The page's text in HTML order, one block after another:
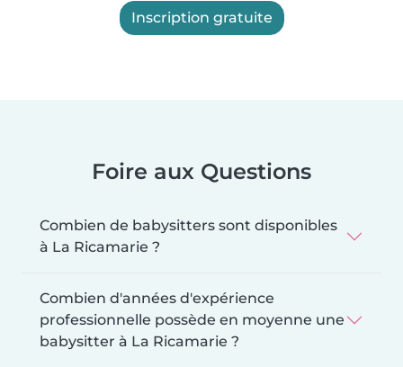
Inscription gratuite
Foire aux Questions
Combien de babysitters sont disponibles
à La Ricamarie ?
Combien d'années d'expérience
professionnelle possède en moyenne une
babysitter à La Ricamarie ?